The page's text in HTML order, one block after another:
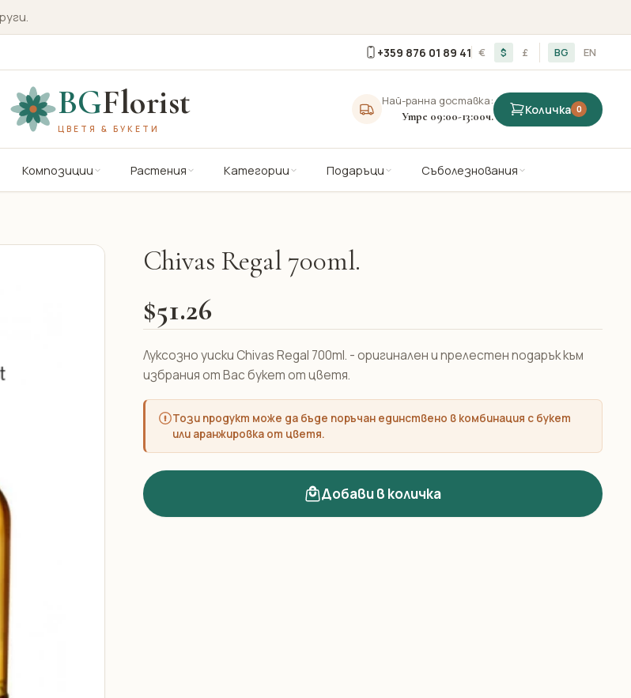
+359 876 01 89 41 € $ £ BG EN
BGFlorist
ЦВЕТЯ & БУКЕТИ
Най-ранна доставка:
Утре 09:00-13:00ч. Количка 0
Композиции Растения Категории Подаръци Съболезнования
Chivas Regal 700ml.
$51.26
Луксозно уиски Chivas Regal 700ml. - оригинален и прелестен подарък към
избрания от Вас букет от цветя.
Този продукт може да бъде поръчан единствено в комбинация с букет
или аранжировка от цветя.
Добави в количка